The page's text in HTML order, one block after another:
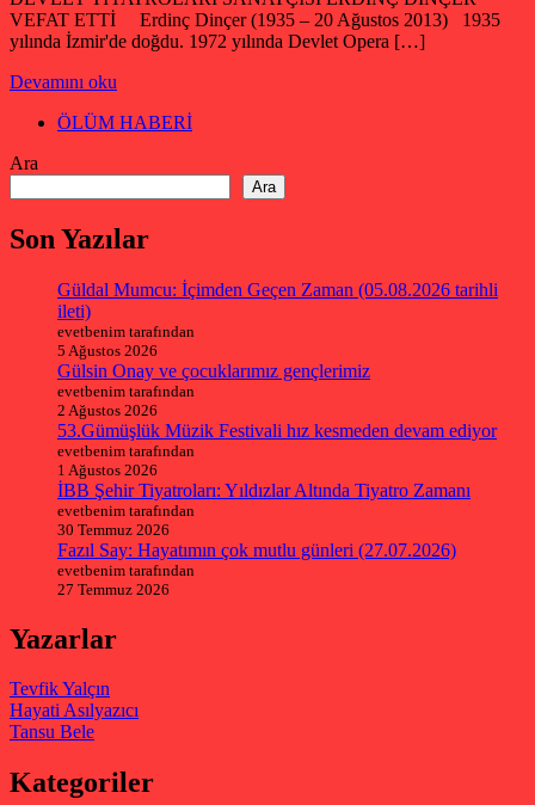
VEFAT ETTİ Erdinç Dinçer (1935 – 20 Ağustos 2013) 1935
yılında İzmir'de doğdu. 1972 yılında Devlet Opera […]
Devamını oku
ÖLÜM HABERİ
Ara
Ara
Son Yazılar
Güldal Mumcu: İçimden Geçen Zaman (05.08.2026 tarihli
ileti)
evetbenim tarafından
5 Ağustos 2026
Gülsin Onay ve çocuklarımız gençlerimiz
evetbenim tarafından
2 Ağustos 2026
53.Gümüşlük Müzik Festivali hız kesmeden devam ediyor
evetbenim tarafından
1 Ağustos 2026
İBB Şehir Tiyatroları: Yıldızlar Altında Tiyatro Zamanı
evetbenim tarafından
30 Temmuz 2026
Fazıl Say: Hayatımın çok mutlu günleri (27.07.2026)
evetbenim tarafından
27 Temmuz 2026
Yazarlar
Tevfik Yalçın
Hayati Asılyazıcı
Tansu Bele
Kategoriler